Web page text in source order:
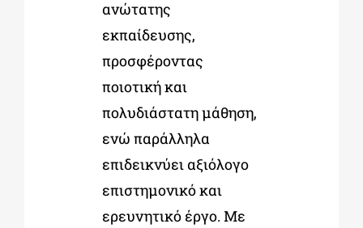
ανώτατης
εκπαίδευσης,
προσφέροντας
ποιοτική και
πολυδιάστατη μάθηση,
ενώ παράλληλα
επιδεικνύει αξιόλογο
επιστημονικό και
ερευνητικό έργο. Με